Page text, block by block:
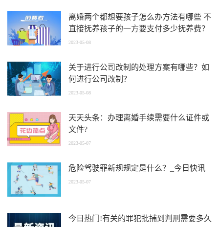
离婚两个都想要孩子怎么办方法有哪些 不
直接抚养孩子的一方要支付多少抚养费？
2023-05-08
关于进行公司改制的处理方案有哪些？如
何进行公司改制？
2023-05-08
天天头条：办理离婚手续需要什么证件或
文件?
2023-05-07
危险驾驶罪新规规定是什么？_今日快讯
2023-05-07
今日热门!有关的罪犯批捕到判刑需要多久